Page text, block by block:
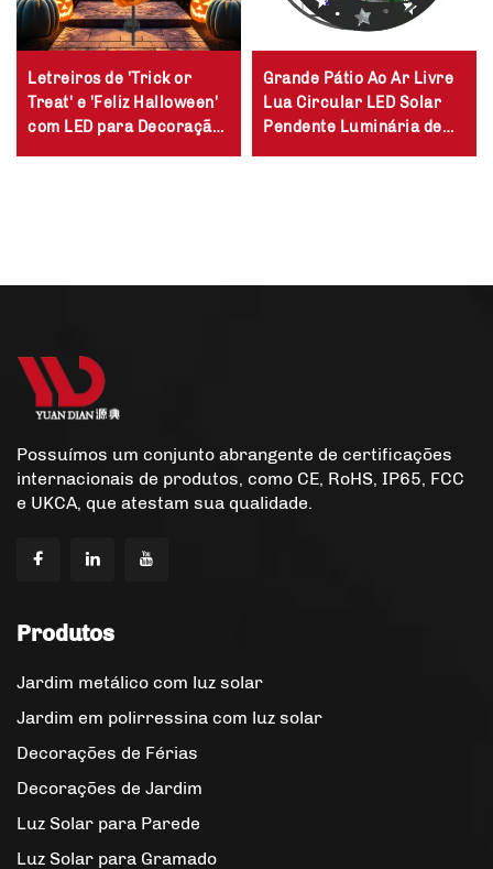
Letreiros de 'Trick or
Treat' e 'Feliz Halloween'
com LED para Decoração
Grande Pátio Ao Ar Livre
Lua Circular LED Solar
Pendente Luminária de
Possuímos um conjunto abrangente de certificações
internacionais de produtos, como CE, RoHS, IP65, FCC
e UKCA, que atestam sua qualidade.
Produtos
Jardim metálico com luz solar
Jardim em polirressina com luz solar
Decorações de Férias
Decorações de Jardim
Luz Solar para Parede
Luz Solar para Gramado